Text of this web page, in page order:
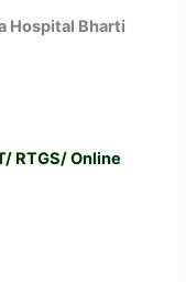
Hospital Bharti
RTGS/ Online